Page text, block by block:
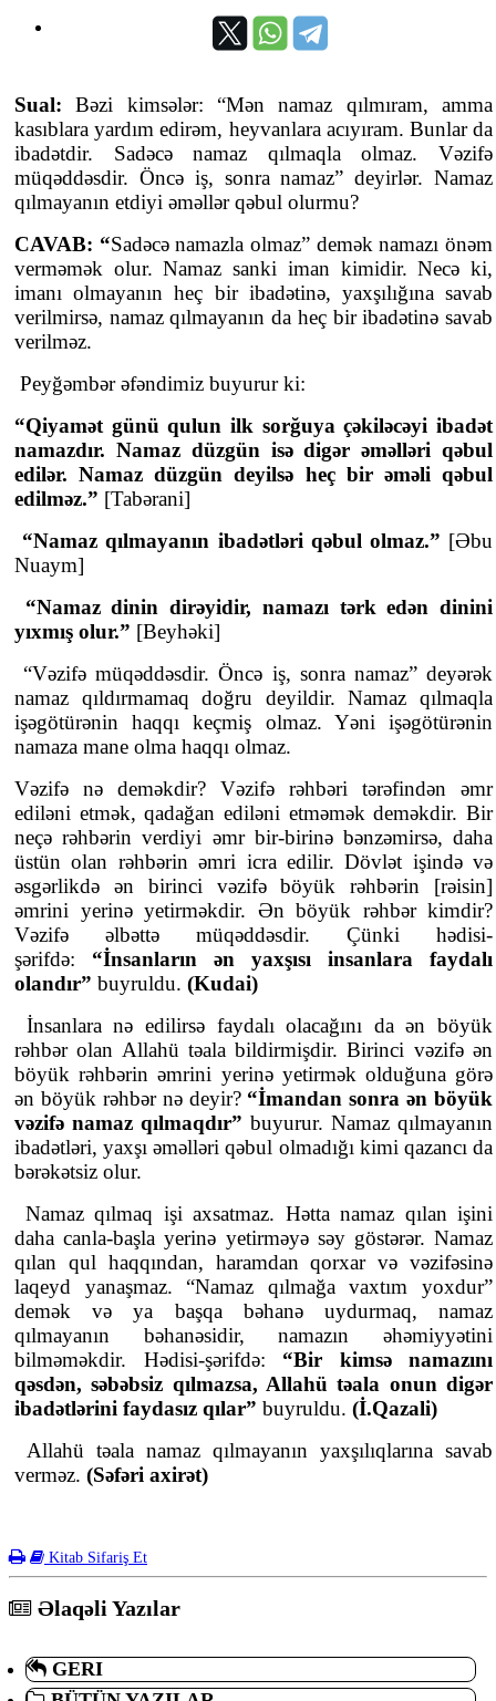
Sual:Bəzi kimsələr: “Mən namaz qılmıram, amma
kasıblara yardım edirəm, heyvanlara acıyıram. Bunlar da
ibadətdir. Sadəcə namaz qılmaqla olmaz. Vəzifə
müqəddəsdir. Öncə iş, sonra namaz” deyirlər. Namaz
qılmayanın etdiyi əməllər qəbul olurmu?
CAVAB: “Sadəcə namazla olmaz” demək namazı önəm
verməmək olur. Namaz sanki iman kimidir. Necə ki,
imanı olmayanın heç bir ibadətinə, yaxşılığına savab
verilmirsə, namaz qılmayanın da heç bir ibadətinə savab
verilməz.
Peyğəmbər əfəndimiz buyurur ki:
“Qiyamət günü qulun ilk sorğuya çəkiləcəyi ibadət
namazdır. Namaz düzgün isə digər əməlləri qəbul
edilər. Namaz düzgün deyilsə heç bir əməli qəbul
edilməz.” [Tabərani]
“Namaz qılmayanın ibadətləri qəbul olmaz.” [Əbu
Nuaym]
“Namaz dinin dirəyidir, namazı tərk edən dinini
yıxmış olur.” [Beyhəki]
“Vəzifə müqəddəsdir. Öncə iş, sonra namaz” deyərək
namaz qıldırmamaq doğru deyildir. Namaz qılmaqla
işəgötürənin haqqı keçmiş olmaz. Yəni işəgötürənin
namaza mane olma haqqı olmaz.
Vəzifə nə deməkdir? Vəzifə rəhbəri tərəfindən əmr
ediləni etmək, qadağan ediləni etməmək deməkdir. Bir
neçə rəhbərin verdiyi əmr bir-birinə bənzəmirsə, daha
üstün olan rəhbərin əmri icra edilir. Dövlət işində və
əsgərlikdə ən birinci vəzifə böyük rəhbərin [rəisin]
əmrini yerinə yetirməkdir. Ən böyük rəhbər kimdir?
Vəzifə əlbəttə müqəddəsdir. Çünki hədisi-
şərifdə: “İnsanların ən yaxşısı insanlara faydalı
olandır” buyruldu. (Kudai)
İnsanlara nə edilirsə faydalı olacağını da ən böyük
rəhbər olan Allahü təala bildirmişdir. Birinci vəzifə ən
böyük rəhbərin əmrini yerinə yetirmək olduğuna görə
ən böyük rəhbər nə deyir? “İmandan sonra ən böyük
vəzifə namaz qılmaqdır” buyurur. Namaz qılmayanın
ibadətləri, yaxşı əməlləri qəbul olmadığı kimi qazancı da
bərəkətsiz olur.
Namaz qılmaq işi axsatmaz. Hətta namaz qılan işini
daha canla-başla yerinə yetirməyə səy göstərər. Namaz
qılan qul haqqından, haramdan qorxar və vəzifəsinə
laqeyd yanaşmaz. “Namaz qılmağa vaxtım yoxdur”
demək və ya başqa bəhanə uydurmaq, namaz
qılmayanın bəhanəsidir, namazın əhəmiyyətini
bilməməkdir. Hədisi-şərifdə: “Bir kimsə namazını
qəsdən, səbəbsiz qılmazsa, Allahü təala onun digər
ibadətlərini faydasız qılar” buyruldu. (İ.Qazali)
Allahü təala namaz qılmayanın yaxşılıqlarına savab
verməz. (Səfəri axirət)
Kitab Sifariş Et
Əlaqəli Yazılar
GERI